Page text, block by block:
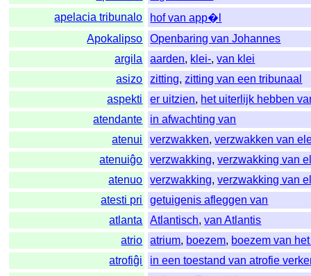
apelacia tribunalo
hof van app�l
Apokalipso
Openbaring van Johannes
argila
aarden, klei-,van klei
asizo
zitting,zitting van een tribunaal
aspekti
er uitzien, het uiterlijk hebben
atendante
in afwachting van
atenui
verzwakken,verzwakken van
atenuiĝo
verzwakking,verzwakking van
atenuo
verzwakking,verzwakking van
atesti pri
getuigenis afleggen van
atlanta
Atlantisch,van Atlantis
atrio
atrium, boezem, boezem van
atrofiĝi
in een toestand van atrofie